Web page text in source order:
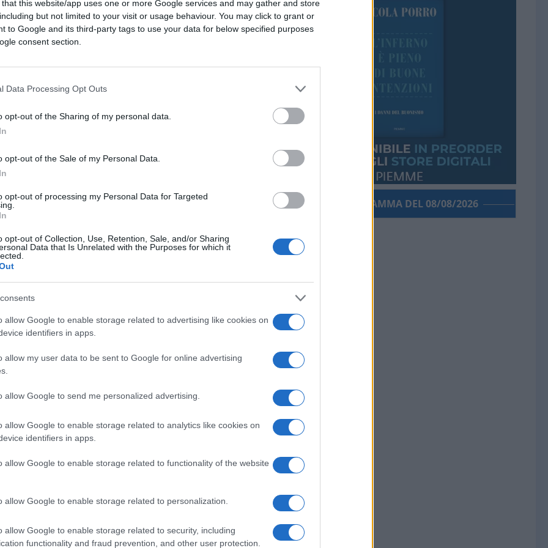
that this website/app uses one or more Google services and may gather and store
but not limited to your visit or usage behaviour. You may click to grant or
to Google and its third-party tags to use your data for below specified purposes
consent section.
Data Processing Opt Outs
opt-out of the Sharing of my personal data.
opt-out of the Sale of my Personal Data.
opt-out of processing my Personal Data for Targeted
opt-out of Collection, Use, Retention, Sale, and/or Sharing
Data that Is Unrelated with the Purposes for which it
allow Google to enable storage related to advertising like cookies on
identifiers in apps.
allow my user data to be sent to Google for online advertising
allow Google to send me personalized advertising.
allow Google to enable storage related to analytics like cookies on
identifiers in apps.
allow Google to enable storage related to functionality of the website
allow Google to enable storage related to personalization.
allow Google to enable storage related to security, including
functionality and fraud prevention, and other user protection.
era l’idea chetutti potevano fare
su ogni argomento, su ogni
e strutturata. I risultati di questa
rimedio agli errori commessi nel
è chiamato a farlo.
diffusa nella società, non solo
PORROGRAMMA DEL 08/08/2026